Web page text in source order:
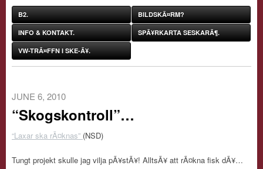
B2. BILDSKÃ¤RM?
INFO & KONTAKT. SPÃ¥RKARTA SESKARÃ¶.
VW-TRÃ¤FFN I SKE-Ã¥.
JUNE 6, 2010
“Skogskontroll”…
“Laxar ska rÃ¤knas” (NSD)
Tungt projekt skulle jag vilja pÃ¥stÃ¥! AlltsÃ¥ att rÃ¤kna fisk dÃ¥…